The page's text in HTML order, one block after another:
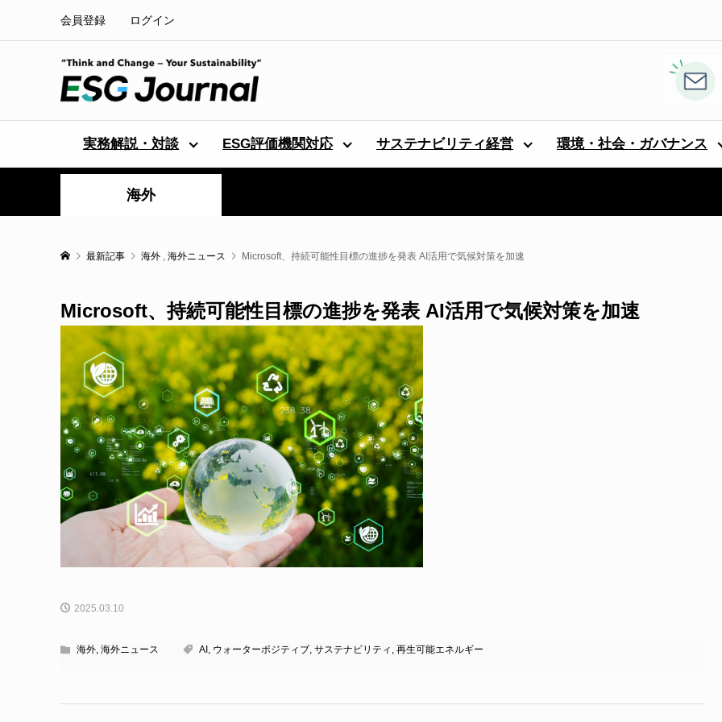
会員登録 ログイン
実務解説・対談 ESG評価機関対応 サステナビリティ経営 環境・社会・ガバナンス
海外
最新記事 海外 , 海外ニュース Microsoft、持続可能性目標の進捗を発表 AI活用で気候対策を加速
Microsoft、持続可能性目標の進捗を発表 AI活用で気候対策を加速
2025.03.10
海外, 海外ニュース AI, ウォーターポジティブ, サステナビリティ 再生可能エネルギー